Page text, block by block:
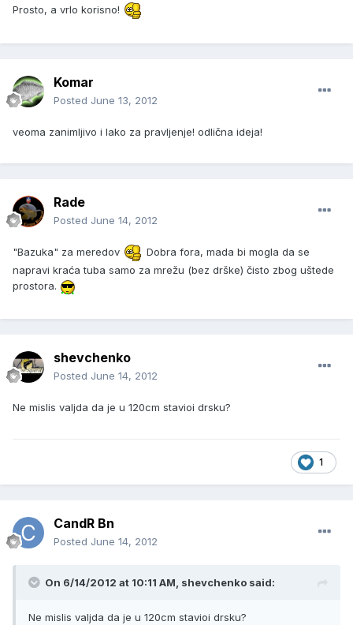
Prosto, a vrlo korisno!
Komar
Posted June 13, 2012
veoma zanimljivo i lako za pravljenje! odlična ideja!
Rade
Posted June 14, 2012
"Bazuka" za meredov
Dobra fora, mada bi mogla da se
napravi kraća tuba samo za mrežu (bez drške) čisto zbog uštede
prostora.
shevchenko
Posted June 14, 2012
Ne mislis valjda da je u 120cm stavioi drsku?
1
CandR Bn
Posted June 14, 2012
On 6/14/2012 at 10:11 AM, shevchenko said:
Ne mislis valjda da je u 120cm stavioi drsku?